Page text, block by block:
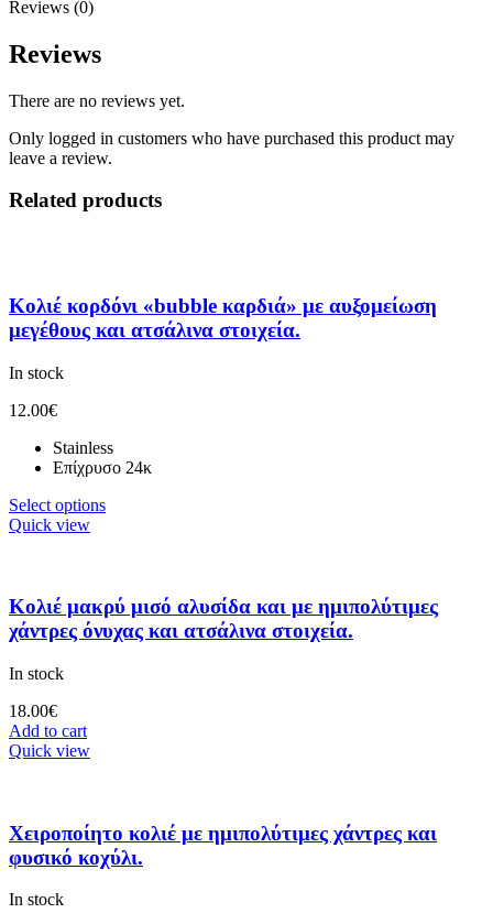
Reviews (0)
Reviews
There are no reviews yet.
Only logged in customers who have purchased this product may
leave a review.
Related products
Κολιέ κορδόνι «bubble καρδιά» με αυξομείωση
μεγέθους και ατσάλινα στοιχεία.
In stock
12.00€
Stainless
Επίχρυσο 24κ
Select options
Quick view
Κολιέ μακρύ μισό αλυσίδα και με ημιπολύτιμες
χάντρες όνυχας και ατσάλινα στοιχεία.
In stock
18.00€
Add to cart
Quick view
Χειροποίητο κολιέ με ημιπολύτιμες χάντρες και
φυσικό κοχύλι.
In stock